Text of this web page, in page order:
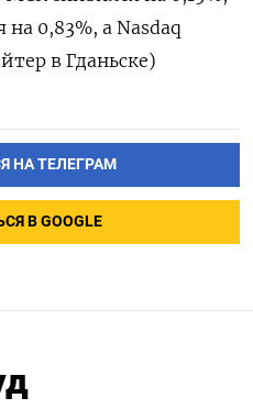
на 0,83%, а Nasdaq
в Гданьске)
НА ТЕЛЕГРАМ
В GOOGLE